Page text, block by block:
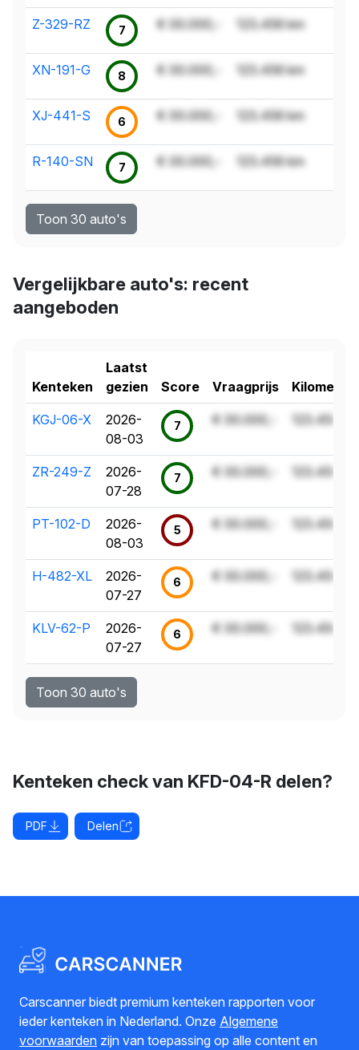
Z-329-RZ 7 € 00.000,- 123.456 km
XN-191-G 8 € 00.000,- 123.456 km
XJ-441-S 6 € 00.000,- 123.456 km
R-140-SN 7 € 00.000,- 123.456 km
Toon 30 auto's
Vergelijkbare auto's: recent
aangeboden
Kenteken
Laatst
gezien
Score Vraagprijs
KGJ-06-X
2026-
08-03
7 € 00.000,- 123.456 km
ZR-249-Z
2026-
07-28
7 € 00.000,- 123.456 km
PT-102-D
2026-
08-03
5 € 00.000,- 123.456 km
H-482-XL
2026-
07-27
6 € 00.000,- 123.456 km
KLV-62-P
2026-
07-27
6 € 00.000,- 123.456 km
Toon 30 auto's
Kenteken check van KFD-04-R delen?
PDF Delen
Carscanner biedt premium kenteken rapporten voor
ieder kenteken in Nederland. Onze Algemene
voorwaarden zijn van toepassing op alle content en